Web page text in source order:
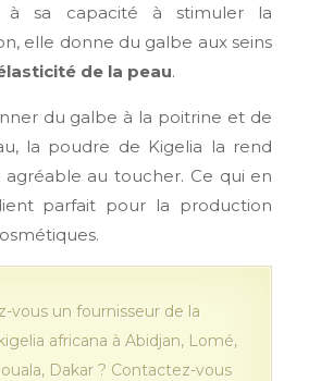
à sa capacité à stimuler la
elle donne du galbe aux seins
de la peau.
du galbe à la poitrine et de
la poudre de Kigelia la rend
au toucher. Ce qui en
parfait pour la production
vous un fournisseur de la
africana à Abidjan, Lomé,
Dakar ? Contactez-vous